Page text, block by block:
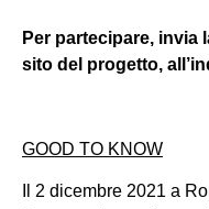
Per partecipare, invia
sito del progetto,
GOOD TO KNOW
Il 2 dicembre 2021 a